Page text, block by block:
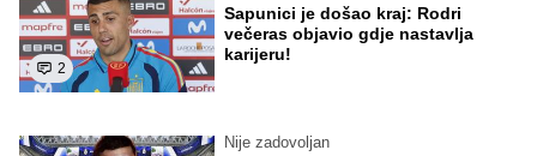
2
Sapunici je došao kraj: Rodri
večeras objavio gdje nastavlja
karijeru!
Nije zadovoljan